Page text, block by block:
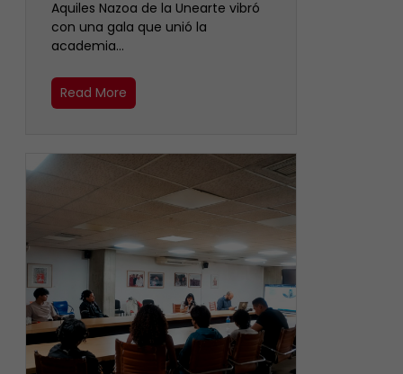
Aquiles Nazoa de la Unearte vibró
con una gala que unió la
academia…
Read More